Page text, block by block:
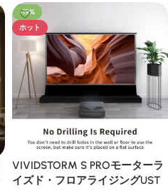
-19%
ホット
VIVIDSTORM S PROモーターラ
イズド・フロアライジングUST